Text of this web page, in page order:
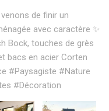
de finir un
avec caractère ✨
Bock, touches de grès
bacs en acier Corten
#Paysagiste #Nature
#Décoration